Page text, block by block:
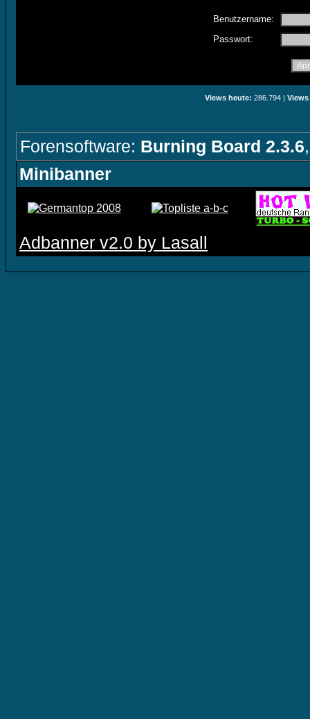
Benutzername:
Passwort:
Views heute: 286.794 |
Forensoftware: Burning Board 2.3.6
Minibanner
Adbanner v2.0 by Lasall